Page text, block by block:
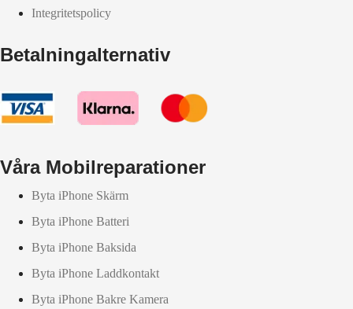
Integritetspolicy
Betalningalternativ
Våra Mobilreparationer
Byta iPhone Skärm
Byta iPhone Batteri
Byta iPhone Baksida
Byta iPhone Laddkontakt
Byta iPhone Bakre Kamera